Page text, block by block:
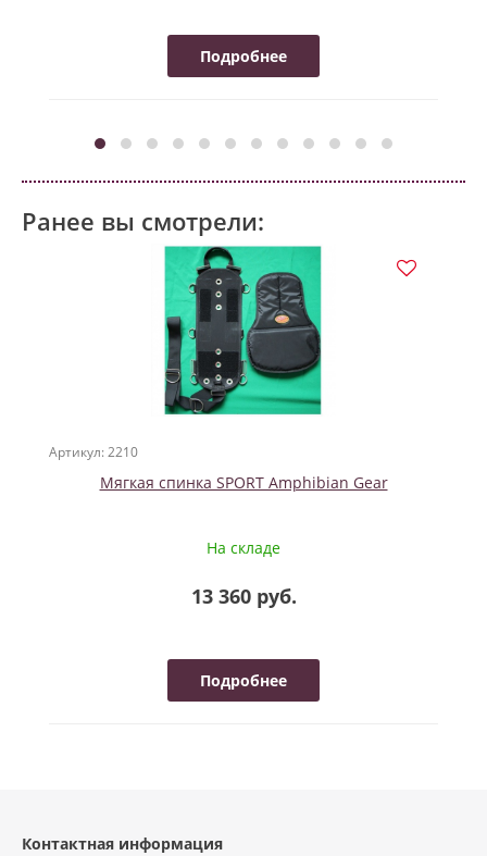
Подробнее
Ранее вы смотрели:
Артикул: 2210
Мягкая спинка SPORT Amphibian Gear
На складе
13 360 руб.
Подробнее
Контактная информация